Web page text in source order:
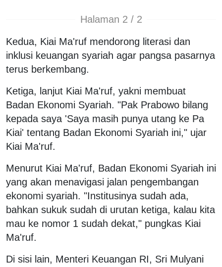
Halaman 2 / 2
Kedua, Kiai Ma'ruf mendorong literasi dan
inklusi keuangan syariah agar pangsa pasarnya
terus berkembang.
Ketiga, lanjut Kiai Ma'ruf, yakni membuat
Badan Ekonomi Syariah. "Pak Prabowo bilang
kepada saya 'Saya masih punya utang ke Pa
Kiai' tentang Badan Ekonomi Syariah ini," ujar
Kiai Ma'ruf.
Menurut Kiai Ma'ruf, Badan Ekonomi Syariah ini
yang akan menavigasi jalan pengembangan
ekonomi syariah. "Institusinya sudah ada,
bahkan sukuk sudah di urutan ketiga, kalau kita
mau ke nomor 1 sudah dekat," pungkas Kiai
Ma'ruf.
Di sisi lain, Menteri Keuangan RI, Sri Mulyani